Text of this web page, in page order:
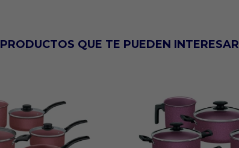
PRODUCTOS QUE TE PUEDEN INTERESAR